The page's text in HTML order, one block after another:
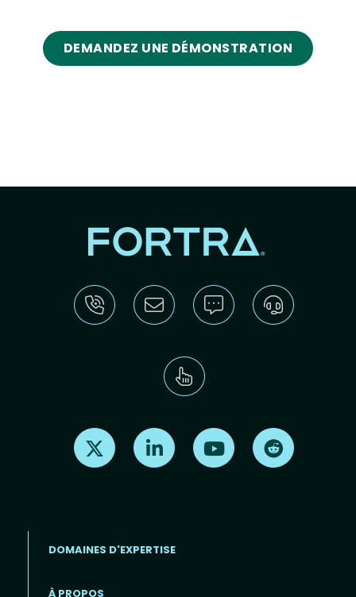
DEMANDEZ UNE DÉMONSTRATION
Find us on X Find us on LinkedInFind us on Youtube
DOMAINES D'EXPERTISE
À PROPOS